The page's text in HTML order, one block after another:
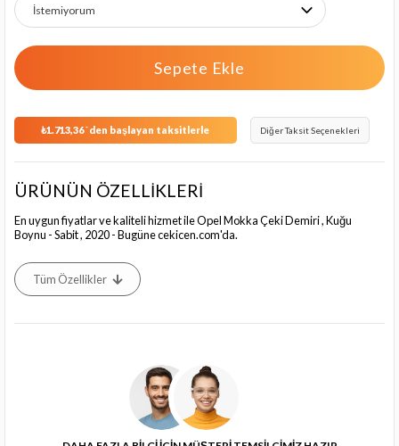
₺1.713,36`den başlayan taksitlerle Diğer Taksit Seçenekleri
ÜRÜNÜN ÖZELLİKLERİ
En uygun fiyatlar ve kaliteli hizmet ile Opel Mokka Çeki Demiri , Kuğu
Boynu - Sabit , 2020 - Bugüne cekicen.com'da.
Tüm Özellikler